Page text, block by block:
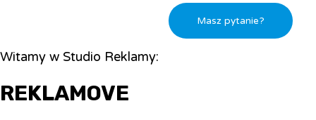
Masz pytanie?
Witamy w Studio Reklamy:
REKLAMOVE